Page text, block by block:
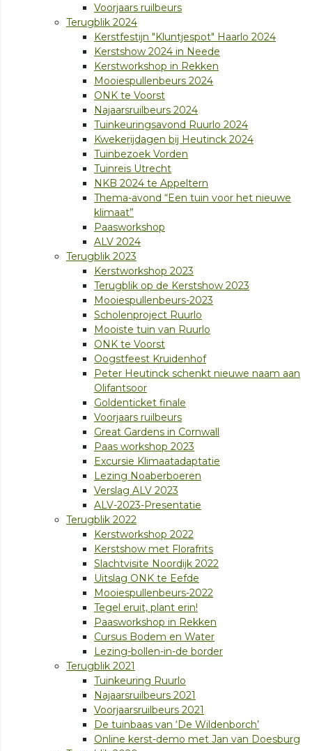
Voorjaars ruilbeurs
Terugblik 2024
Kerstfestijn "Kluntjespot" Haarlo 2024
Kerstshow 2024 in Neede
Kerstworkshop in Rekken
Mooiespullenbeurs 2024
ONK te Voorst
Najaarsruilbeurs 2024
Tuinkeuringsavond Ruurlo 2024
Kwekerijdagen bij Heutinck 2024
Tuinbezoek Vorden
Tuinreis Utrecht
NKB 2024 te Appeltern
Thema-avond “Een tuin voor het nieuwe
klimaat”
Paasworkshop
ALV 2024
Terugblik 2023
Kerstworkshop 2023
Terugblik op de Kerstshow 2023
Mooiespullenbeurs-2023
Scholenproject Ruurlo
Mooiste tuin van Ruurlo
ONK te Voorst
Oogstfeest Kruidenhof
Peter Heutinck schenkt nieuwe naam aan
Olifantsoor
Goldenticket finale
Voorjaars ruilbeurs
Great Gardens in Cornwall
Paas workshop 2023
Excursie Klimaatadaptatie
Lezing Noaberboeren
Verslag ALV 2023
ALV-2023-Presentatie
Terugblik 2022
Kerstworkshop 2022
Kerstshow met Florafrits
Slachtvisite Noordijk 2022
Uitslag ONK te Eefde
Mooiespullenbeurs-2022
Tegel eruit, plant erin!
Paasworkshop in Rekken
Cursus Bodem en Water
Lezing-bollen-in-de border
Terugblik 2021
Tuinkeuring Ruurlo
Najaarsruilbeurs 2021
Voorjaarsruilbeurs 2021
De tuinbaas van ‘De Wildenborch’
Online kerst-demo met Jan van Doesburg